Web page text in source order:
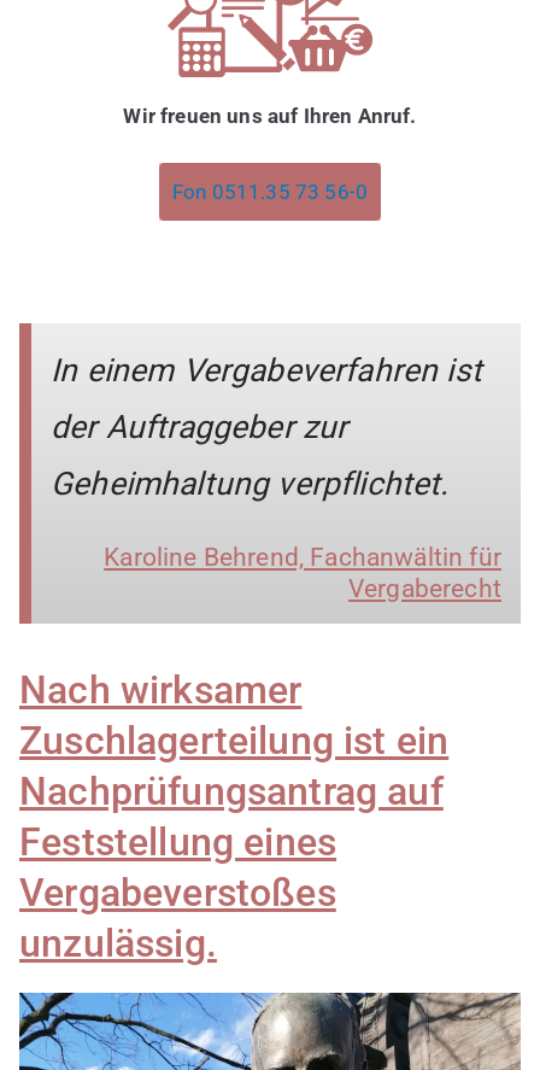
Wir freuen uns auf Ihren Anruf.
Fon 0511.35 73 56-0
In einem Vergabeverfahren ist
der Auftraggeber zur
Geheimhaltung verpflichtet.
Karoline Behrend, Fachanwältin für
Vergaberecht
Nach wirksamer
Zuschlagerteilung ist ein
Nachprüfungsantrag auf
Feststellung eines
Vergabeverstoßes
unzulässig.